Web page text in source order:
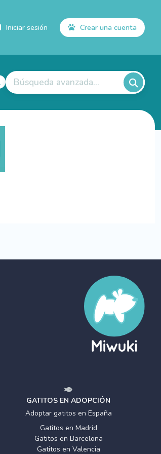
Iniciar sesión Crear una cuenta
Búsqueda avanzada...
GATITOS EN ADOPCIÓN
Adoptar gatitos en España
Gatitos en Madrid
Gatitos en Barcelona
Gatitos en Valencia